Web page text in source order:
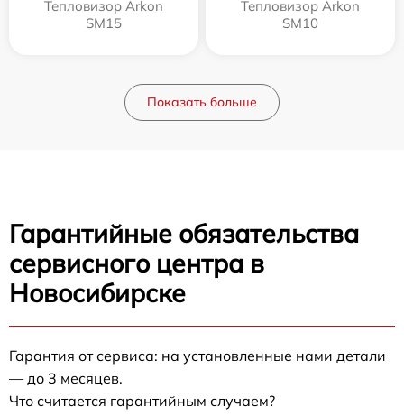
Тепловизор Arkon
SM15
Тепловизор Arkon
SM10
Показать больше
Гарантийные обязательства
сервисного центра в
Новосибирске
Гарантия от сервиса: на установленные нами детали
— до 3 месяцев.
Что считается гарантийным случаем?